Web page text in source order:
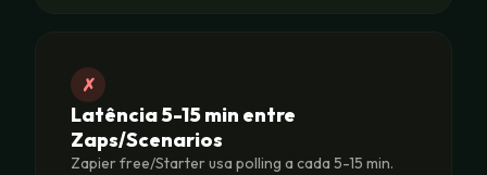
✗
Latência 5-15 min entre
Zaps/Scenarios
Zapier free/Starter usa polling a cada 5-15 min.